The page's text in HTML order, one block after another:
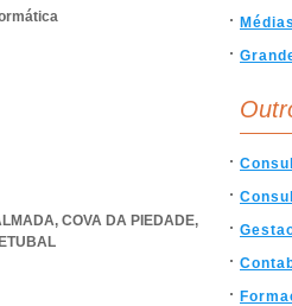
COVA DA PIEDADE,
Médias